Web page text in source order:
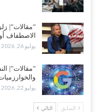
“مقالات“|
الاصطفاف
يوليو 26, 2026
“مقالات“|
يوليو 22, 2026
السابق التالي